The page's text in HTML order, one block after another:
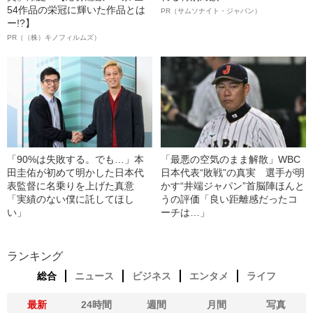
54作品の栄冠に輝いた作品とは
ー!?】
PR（（株）キノフィルムズ）
PR（サムソナイト・ジャパン）
「90%は失敗する。でも…」本
田圭佑が初めて明かした日本代
表監督に名乗りを上げた真意
「実績のない僕に託してほし
い」
「最悪の空気のまま解散」WBC
日本代表“敗戦”の真実 選手が明
かす“井端ジャパン”首脳陣ほんと
うの評価「良い距離感だったコ
ーチは…」
ランキング
総合 ニュース ビジネス エンタメ ライフ
最新 24時間 週間 月間 写真